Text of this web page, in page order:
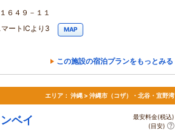
６４９－１１
ートICより3
MAP
この施設の宿泊プランをもっとみる
エリア： 沖縄 > 沖縄市（コザ）・北谷・宜野湾
ベイ
最安料金(税込)
(目安)